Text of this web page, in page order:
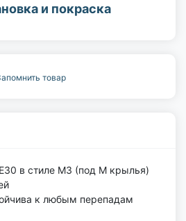
и покраска
товар
в стиле M3 (под M крылья)
к любым перепадам